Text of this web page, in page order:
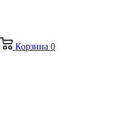
Корзина 0